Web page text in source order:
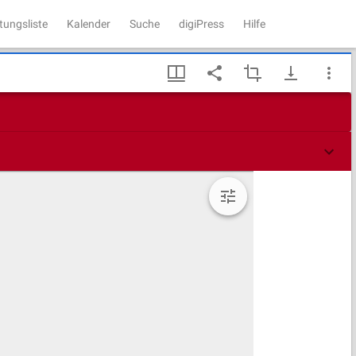
Kalender Suche digiPress Hilfe